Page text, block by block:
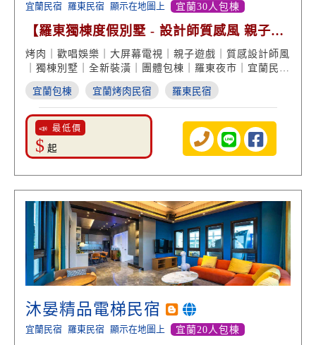
宜蘭民宿 羅東民宿 顯示在地圖上 宜蘭30人包棟
【羅東獨棟度假別墅 - 設計師質感風 親子娛
樂遊戲】
烤肉｜歡唱娛樂｜大屏幕電視｜親子遊戲｜質感設計師風
｜獨棟別墅｜全新裝潢｜團體包棟｜羅東夜市｜宜蘭民宿
推薦
宜蘭包棟 宜蘭烤肉民宿 羅東民宿
📣 最低價
$ 起
沐晏精品電梯民宿
宜蘭民宿 羅東民宿 顯示在地圖上 宜蘭20人包棟